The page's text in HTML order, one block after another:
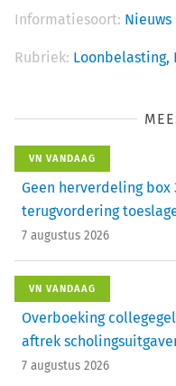
Informatiesoort: Nieuws
Rubriek: Loonbelasting,
VN VANDAAG
Geen herverdeling box
terugvordering
7 augustus 2026
VN VANDAAG
Overboeking
aftrek
7 augustus 2026